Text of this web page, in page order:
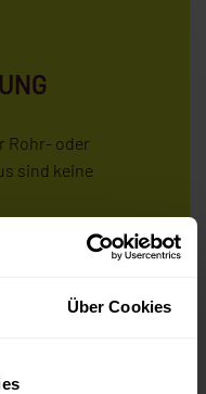
Über Cookies
Rohr- oder
sind keine